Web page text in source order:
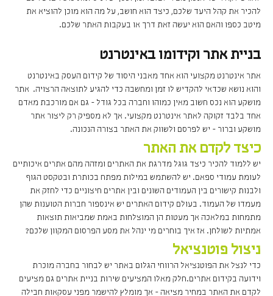
להכיר את קהל היעד שלכם, כיצד הוא חושב, על מה הוא מוכן להוציא את
מיטב כספו והאם הוא יעשה זאת דרך או בעקבות האתר שלכם.
בניית אתר וקידומו באינטרנט
אתר אינטרנט מקצועי הוא אחד מאבני היסוד של קידום העסק באינטרנט
והוא נושא שכדאי להקדיש לו זמן ומחשבה כדי להגיע לתוצאה הרצויה. אתר
מושקע הוא נכס חשוב מאין כמוהו וחברה בכל גודל - גם אם מורכבת מאדם
אחד בלבד זקוקה לאתר אינטרנט מקצועי. אך לא מספיק רק ליצור אתר
מושקע וברור - יש לפרסם ולשווק את האתר בצורה הנכונה.
כיצד לקדם את האתר
יש ללמוד להכיר כיצד גוגל מדרגת את האתרים ומזהה מהם אתרים איכותיים
לעומת עמודי ספאם. יש להשתמש במילות מפתח בכותרת ובטקסט הגוף
ולבנות קישורים בין העמודים השונים ובין אתרים חיצוניים כדי לחזק את
מעמדו של העמוד. בעולם קידום האתרים יש אינספור חברות הטוענות שהן
מתמחות במלאכה אך מעטות הן המוצלחות באמת שמביאות תוצאות
אמתיות לשולחן. אז איך בוחרים מי ינהל את מסע הפרסום המקוון שלכם?
ניצול פוטנציאל
כדי לנצל את הפוטנציאל הרווחי הגלום באתר יש לבחור בחברה מוכרת
וידועה בקידום אתרים.חלק מאלו המציעים שירות בניית אתרים גם מציעים
לקדם את האתר במחיר מציאה - אך מומלץ להישמר מפני עסקאות חבילה